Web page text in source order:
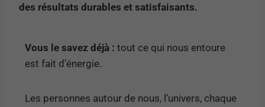
des résultats durables et satisfaisants.
Vous le savez déjà : tout ce qui nous entoure
est fait d’énergie.
Les personnes autour de nous, l’univers, chaque